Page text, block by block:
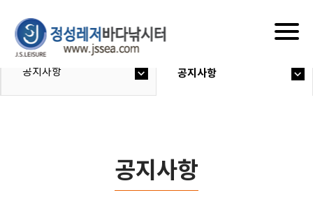
공지사항 공지사항
공지사항